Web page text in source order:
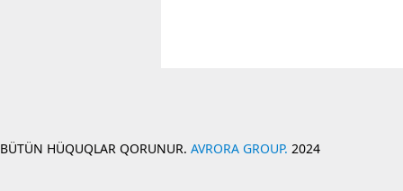
BÜTÜN HÜQUQLAR QORUNUR. AVRORA GROUP. 2024